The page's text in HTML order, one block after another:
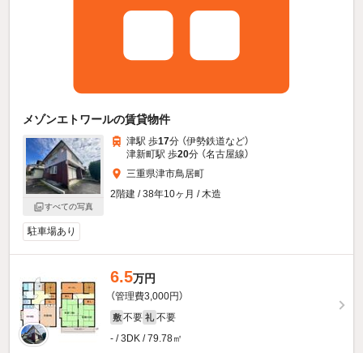
メゾンエトワールの賃貸物件
すべての写真
津駅 歩17分 （伊勢鉄道など）
津新町駅 歩20分 （名古屋線）
三重県津市鳥居町
2階建 / 38年10ヶ月 / 木造
駐車場あり
6.5万円
（管理費3,000円）
敷 不要 礼 不要
- / 3DK / 79.78㎡